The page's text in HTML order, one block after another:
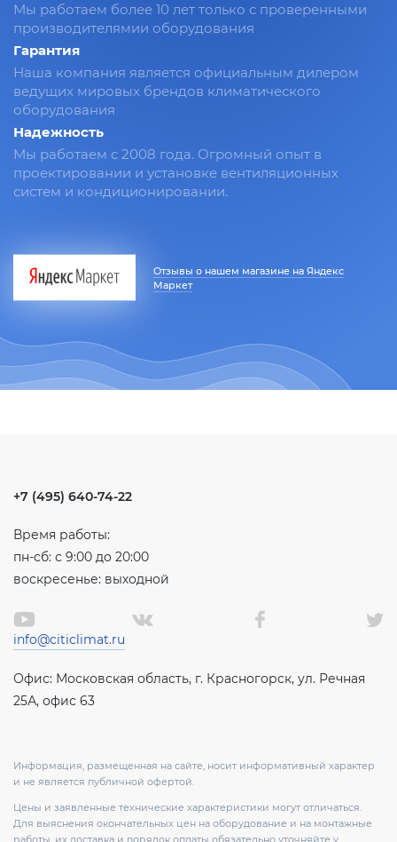
Мы работаем более 10 лет только с проверенными
производителямии оборудования
Гарантия
Наша компания является официальным дилером
ведущих мировых брендов климатического
оборудования
Надежность
Мы работаем с 2008 года. Огромный опыт в
проектировании и установке вентиляционных
систем и кондиционировании.
Отзывы о нашем магазине на Яндекс
Маркет
+7 (495) 640-74-22
Время работы:
пн-сб: с 9:00 до 20:00
воскресенье: выходной
info@citiclimat.ru
Офис: Московская область, г. Красногорск, ул. Речная
25А, офис 63
Информация, размещенная на сайте, носит информативный характер
и не является публичной офертой.
Цены и заявленные технические характеристики могут отличаться.
Для выяснения окончательных цен на оборудование и на монтажные